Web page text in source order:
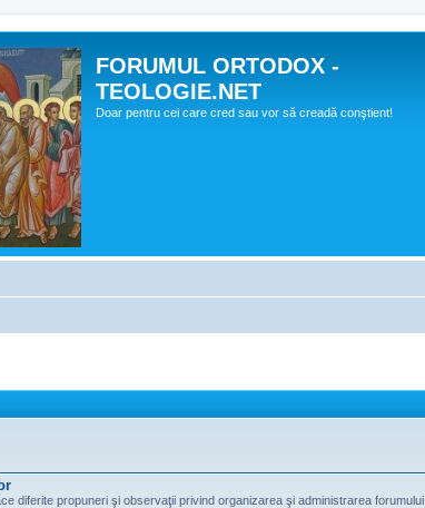
FORUMUL ORTODOX -
TEOLOGIE.NET
Doar pentru cei care cred sau vor să creadă conştient!
diferite propuneri şi observaţii privind organizarea şi administrarea forumului